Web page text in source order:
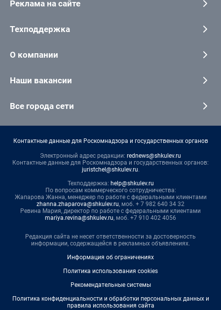
Реклама на сайте
Техподдержка
О компании
Наши вакансии
Все города сети
Контактные данные для Роскомнадзора и государственных органов
Электронный адрес редакции: rednews@shkulev.ru
Контактные данные для Роскомнадзора и государственных органов:
juristchel@shkulev.ru.
Техподдержка: help@shkulev.ru
По вопросам коммерческого сотрудничества:
Жапарова Жанна, менеджер по работе с федеральными клиентами
zhanna.zhaparova@shkulev.ru, моб. + 7 982 640 34 32
Ревина Мария, директор по работе с федеральными клиентами
mariya.revina@shkulev.ru, моб. +7 910 402 4056
Редакция сайта не несет ответственности за достоверность
информации, содержащейся в рекламных объявлениях.
Информация об ограничениях
Политика использования cookies
Рекомендательные системы
Политика конфиденциальности и обработки персональных данных и
правила использования сайта